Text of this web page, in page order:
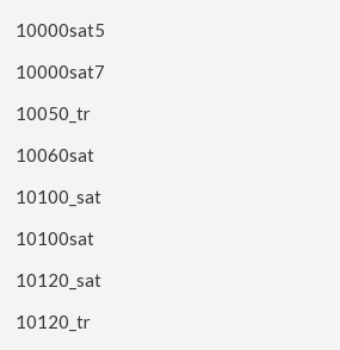
10000sat5
10000sat7
10050_tr
10060sat
10100_sat
10100sat
10120_sat
10120_tr